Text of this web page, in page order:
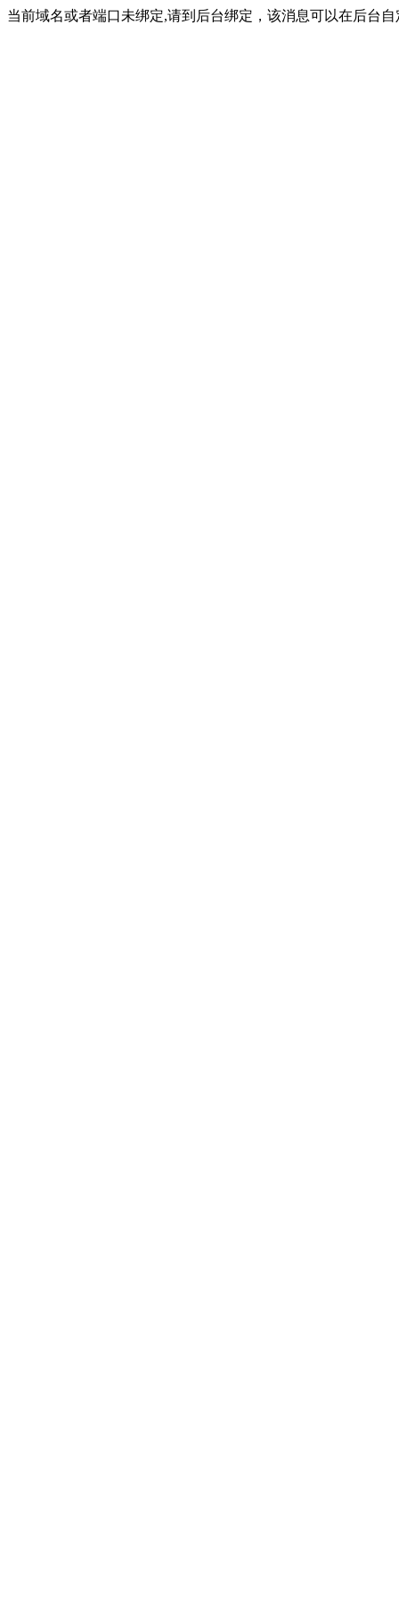
当前域名或者端口未绑定,请到后台绑定，该消息可以在后台自